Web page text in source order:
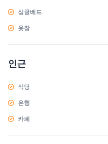
싱글베드
옷장
인근
식당
은행
카페